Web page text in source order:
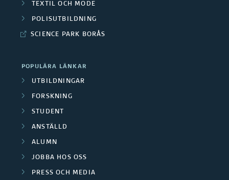
TEXTIL OCH MODE
POLISUTBILDNING
SCIENCE PARK BORÅS
POPULÄRA LÄNKAR
UTBILDNINGAR
FORSKNING
STUDENT
ANSTÄLLD
ALUMN
JOBBA HOS OSS
PRESS OCH MEDIA